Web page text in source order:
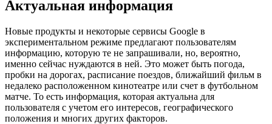
Актуальная информация
Новые продукты и некоторые сервисы Google в
экспериментальном режиме предлагают пользователям
информацию, которую те не запрашивали, но, вероятно,
именно сейчас нуждаются в ней. Это может быть погода,
пробки на дорогах, расписание поездов, ближайший фильм в
недалеко расположенном кинотеатре или счет в футбольном
матче. То есть информация, которая актуальна для
пользователя с учетом его интересов, географического
положения и многих других факторов.